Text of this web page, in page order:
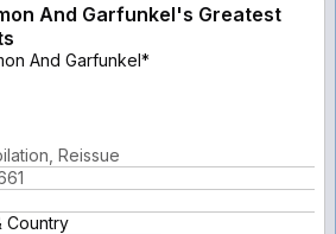
And Garfunkel's Greatest
And Garfunkel*
Reissue
Country